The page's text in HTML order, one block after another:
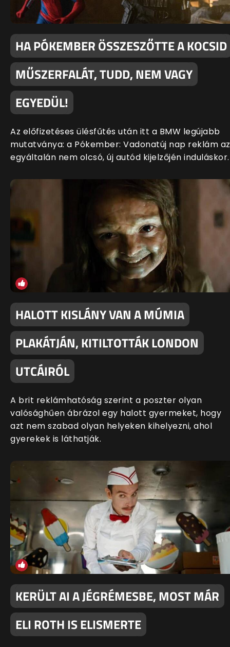
HA PÓKEMBER ÖSSZESZŐTTE A KOCSID
MŰSZERFALÁT, TUDD, NEM VAGY
EGYEDÜL!
Az előfizetéses ülésfűtés után itt a BMW legújabb
mutatványa: a Pókember: Vadonatúj nap reklám az
egyáltalán nem olcsó, új autód kijelzőjén induláskor.
HALOTT KISLÁNY VAN A MÚMIA
PLAKÁTJÁN, KITILTOTTÁK LONDON
UTCÁIRÓL
A brit reklámhatóság szerint a poszter olyan
valósághűen ábrázol egy halott gyermeket, hogy
azt nem szabad olyan helyeken kihelyezni, ahol
gyerekek is láthatják.
KERÜLT AI A JÉGRÉMESBE, MOST MÁR
ELI ROTH IS ELISMERTE